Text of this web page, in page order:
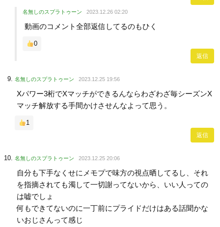
名無しのスプラトゥーン 2023.12.26 02:20
動画のコメント全部返信してるのもひく
0
返信
名無しのスプラトゥーン 2023.12.25 19:56
Xパワー3桁でXマッチができるんならわざわざ毎シーズンX
マッチ解放する手間かけさせんなよって思う。
1
返信
名無しのスプラトゥーン 2023.12.25 20:06
自分も下手なくせにメモプで味方の視点晒してるし、それ
を指摘されても濁して一切謝ってないから、いい人っての
は嘘でしょ
何もできてないのに一丁前にプライドだけはある話聞かな
いおじさんって感じ